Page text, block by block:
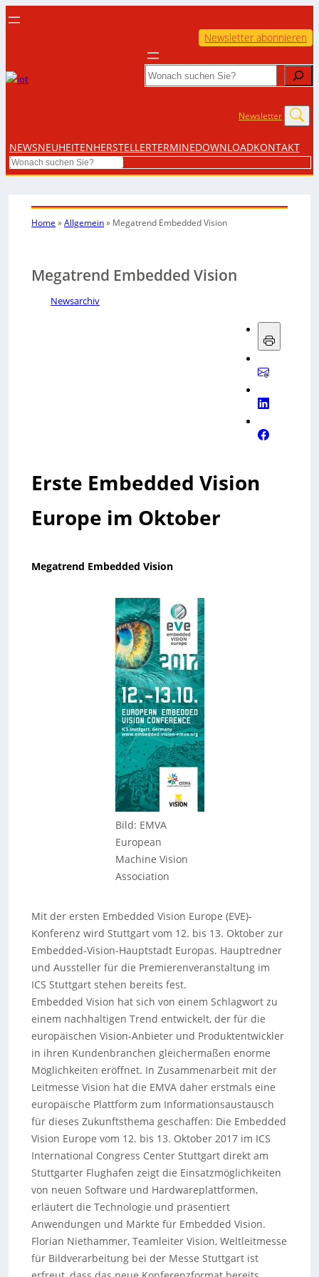
Newsletter abonnieren
Search
Newsletter
NEWSNEUHEITENHERSTELLERTERMINEDOWNLOADKONTAKT
Search
Home »Allgemein» Megatrend Embedded Vision
Megatrend Embedded Vision
Newsarchiv
Erste Embedded Vision
Europe im Oktober
Megatrend Embedded Vision
Bild: EMVA
European
Machine Vision
Association
Mit der ersten Embedded Vision Europe (EVE)-
Konferenz wird Stuttgart vom 12. bis 13. Oktober zur
Embedded-Vision-Hauptstadt Europas. Hauptredner
und Aussteller für die Premierenveranstaltung im
ICS Stuttgart stehen bereits fest.
Embedded Vision hat sich von einem Schlagwort zu
einem nachhaltigen Trend entwickelt, der für die
europäischen Vision-Anbieter und Produktentwickler
in ihren Kundenbranchen gleichermaßen enorme
Möglichkeiten eröffnet. In Zusammenarbeit mit der
Leitmesse Vision hat die EMVA daher erstmals eine
europäische Plattform zum Informationsaustausch
für dieses Zukunftsthema geschaffen: Die Embedded
Vision Europe vom 12. bis 13. Oktober 2017 im ICS
International Congress Center Stuttgart direkt am
Stuttgarter Flughafen zeigt die Einsatzmöglichkeiten
von neuen Software und Hardwareplattformen,
erläutert die Technologie und präsentiert
Anwendungen und Märkte für Embedded Vision.
Florian Niethammer, Teamleiter Vision, Weltleitmesse
für Bildverarbeitung bei der Messe Stuttgart ist